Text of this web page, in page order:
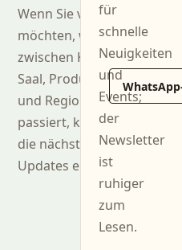
Wenn Sie verfolgen
möchten, was
zwischen Küche,
Saal, Produzenten
und Region
passiert, können Sie
die nächsten
Updates erhalten.
für
schnelle
Neuigkeiten
und
Events;
der
Newsletter
ist
ruhiger
zum
Lesen.